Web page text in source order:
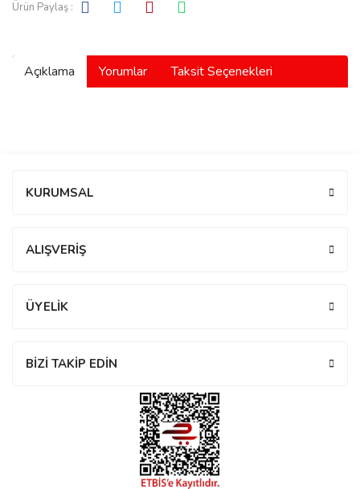
Ürün Paylaş :
Açıklama Yorumlar Taksit Seçenekleri
KURUMSAL
ALIŞVERİŞ
ÜYELİK
BİZİ TAKİP EDİN